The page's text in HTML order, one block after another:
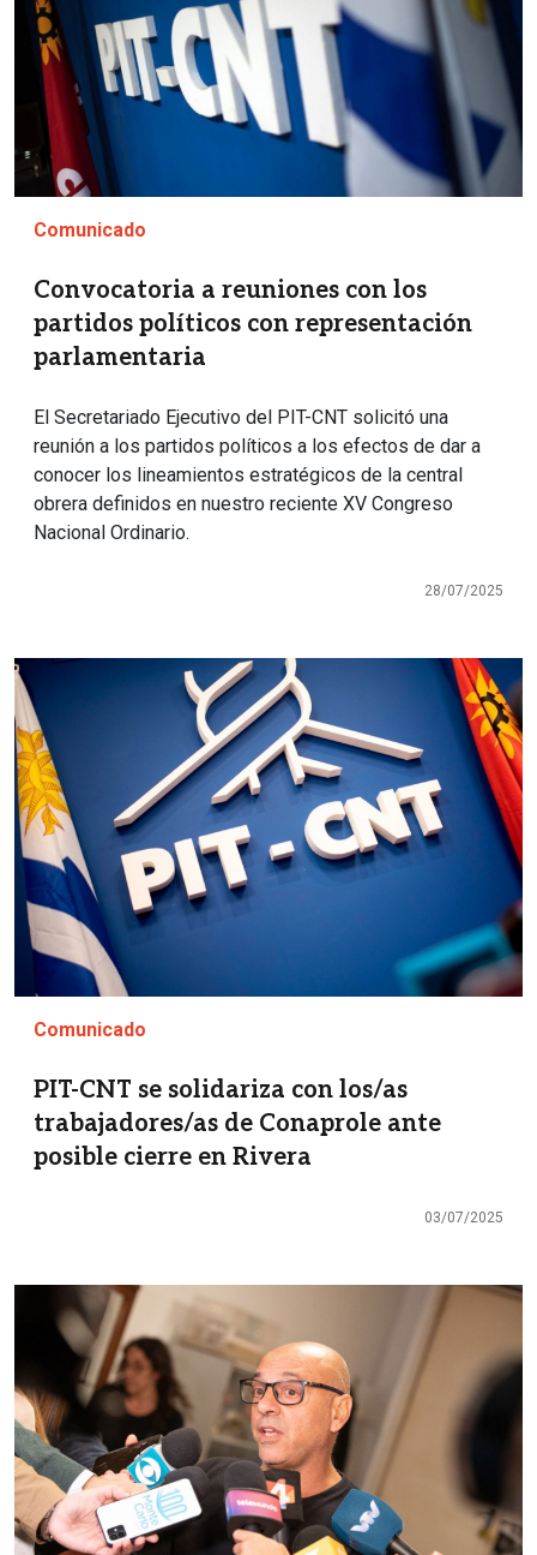
Comunicado
Convocatoria a reuniones con los
partidos políticos con representación
parlamentaria
El Secretariado Ejecutivo del PIT-CNT solicitó una
reunión a los partidos políticos a los efectos de dar a
conocer los lineamientos estratégicos de la central
obrera definidos en nuestro reciente XV Congreso
Nacional Ordinario.
28/07/2025
Imagen
Comunicado
PIT-CNT se solidariza con los/as
trabajadores/as de Conaprole ante
posible cierre en Rivera
03/07/2025
Imagen